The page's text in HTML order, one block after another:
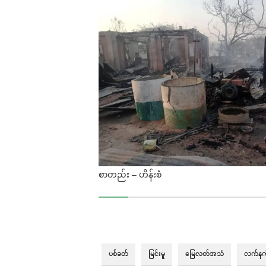
စာတည်း – ဟိန်းစံ
ပစ်ခတ် မြင်းမူ မြေလတ်အသံ လက်နက်